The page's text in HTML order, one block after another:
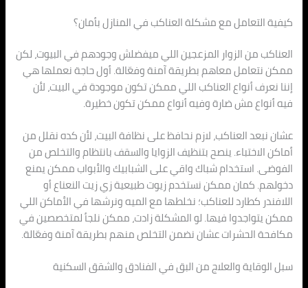
كيفية التعامل مع مشكلة العناكب في المنازل بأمان؟
العناكب من الزوار المزعجين اللي ميفضلش وجودهم في البيوت، لكن
ممكن نتعامل معاهم بطريقة آمنة وفعّالة. أول حاجة نعملها هي
إننا نعرف أنواع العناكب اللي ممكن تكون موجودة في البيت، لأن
فيه أنواع مش ضارة وفيه أنواع ممكن تكون خطيرة.
عشان نبعد العناكب، لازم نحافظ على نظافة البيت، لأن كده نقلل من
أماكن الاختباء. ينصح بتنظيف الزوايا والسقف بانتظام والتخلص من
الفوضى. استخدام شباك واقي على الشبابيك والأبواب ممكن يمنع
دخولهم. كمان ممكن نستخدم زيوت طبيعية زي زيت النعناع أو
اللافندر كطارد للعناكب؛ نخلطها مع الميه ونرشها في الأماكن اللي
ممكن يتواجدوا فيها. لو المشكلة زادت، ممكن نلجأ لمتخصصين في
مكافحة الحشرات عشان نضمن التخلص منهم بطريقة آمنة وفعّالة.
سبل الوقاية والعلاج من البق في الفنادق والشقق السكنية